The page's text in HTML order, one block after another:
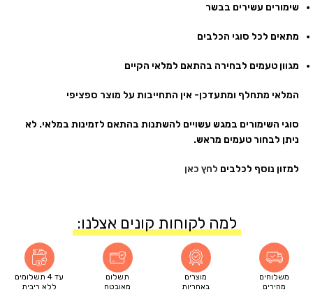
שימורים עשירים בבשר
מתאים לכל סוגי הכלבים
מגוון טעמים לבחירה בהתאם למלאי הקיים
המלאי מתחלף ומתעדכן- אין התחייבות על מוצר ספציפי
סוגי השימורים במגש עשויים להשתנות בהתאם לזמינות במלאי. לא
ניתן לבחור טעמים מראש.
למזון נוסף לכלבים לחץ כאן
למה לקוחות קונים אצלנו:
עד 4 תשלומים
ללא ריבית
תשלום
מאובטח
מוצרים
באחריות
משלוחים
מהירים